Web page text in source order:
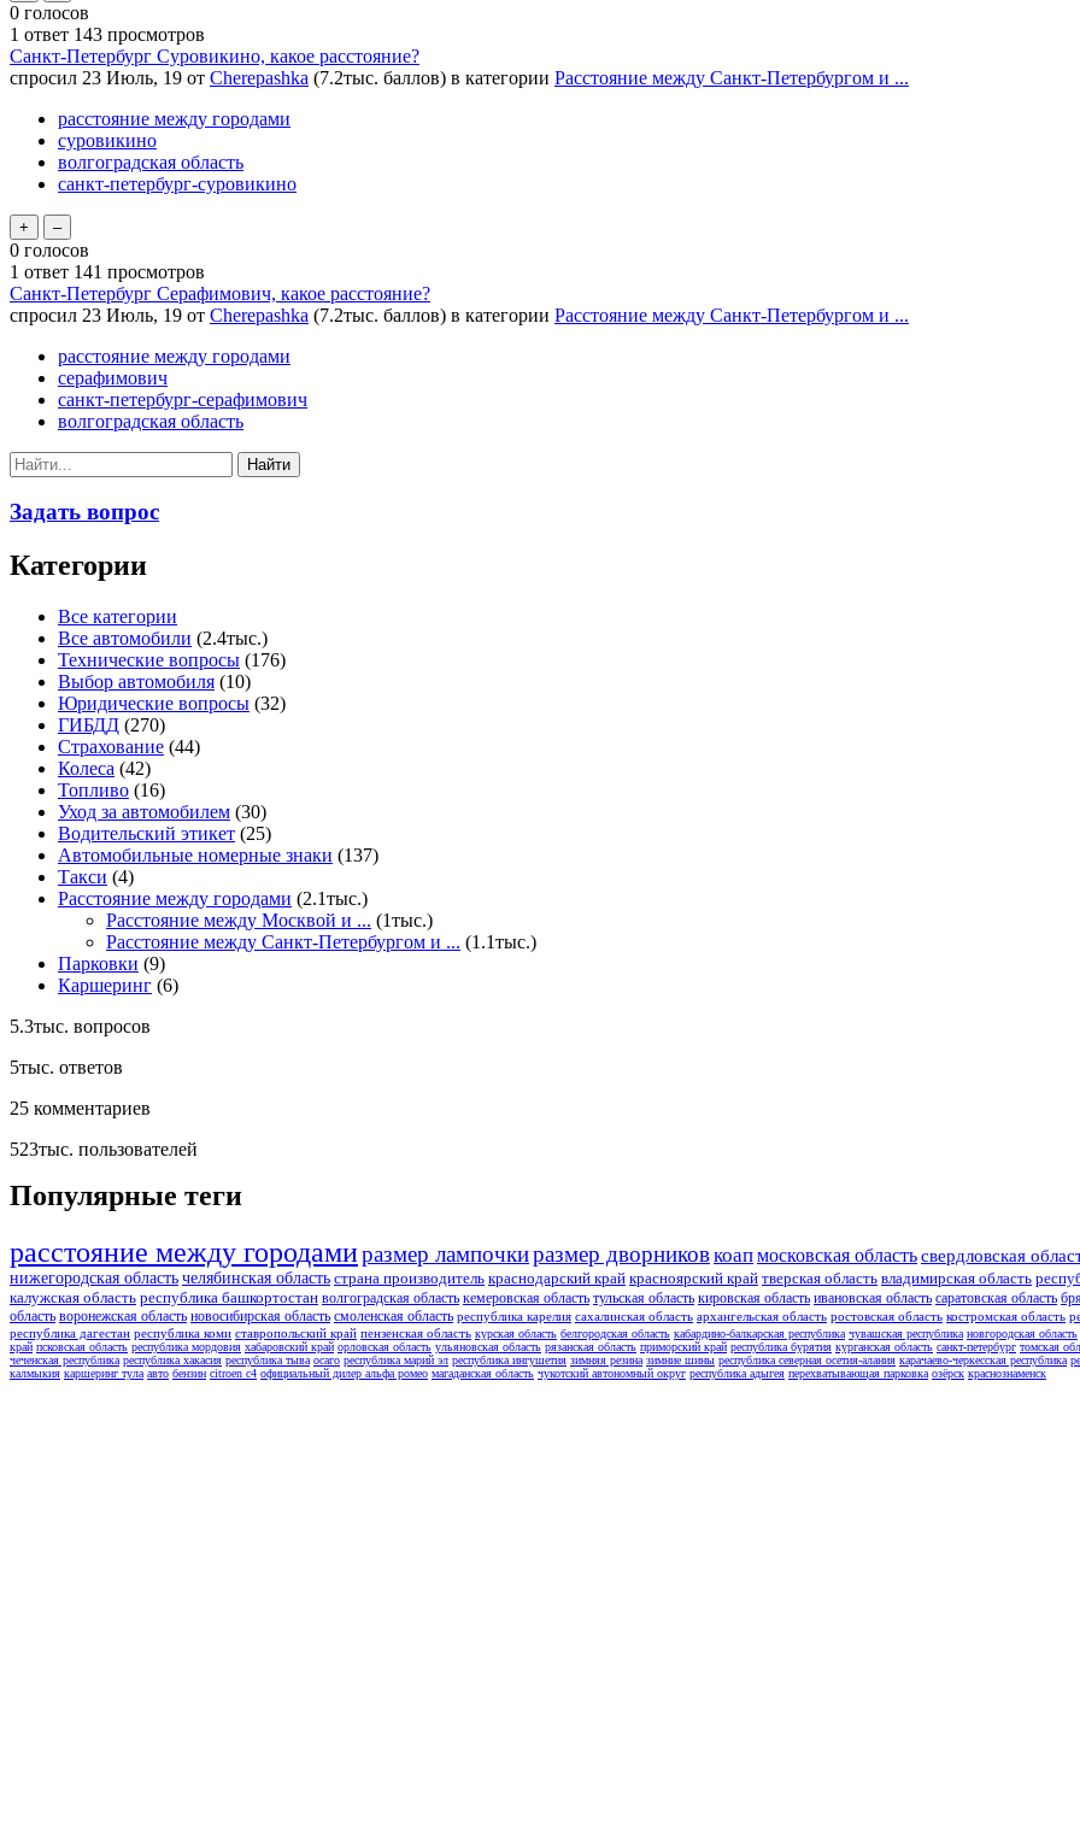
0 голосов
1 ответ 143 просмотров
Санкт-Петербург Суровикино, какое расстояние?
спросил 23 Июль, 19 от Cherepashka (7.2тыс. баллов) в категории Расстояние между Санкт-Петербургом и ...
расстояние между городами
суровикино
волгоградская область
санкт-петербург-суровикино
0 голосов
1 ответ 141 просмотров
Санкт-Петербург Серафимович, какое расстояние?
спросил 23 Июль, 19 от Cherepashka (7.2тыс. баллов) в категории Расстояние между Санкт-Петербургом и ...
расстояние между городами
серафимович
санкт-петербург-серафимович
волгоградская область
Задать вопрос
Категории
Все категории
Все автомобили (2.4тыс.)
Технические вопросы (176)
Выбор автомобиля (10)
Юридические вопросы (32)
ГИБДД (270)
Страхование (44)
Колеса (42)
Топливо (16)
Уход за автомобилем (30)
Водительский этикет (25)
Автомобильные номерные знаки (137)
Такси (4)
Расстояние между городами (2.1тыс.)
Расстояние между Москвой и ... (1тыс.)
Расстояние между Санкт-Петербургом и ... (1.1тыс.)
Парковки (9)
Каршеринг (6)
5.3тыс. вопросов
5тыс. ответов
25 комментариев
523тыс. пользователей
Популярные теги
расстояние между городамиразмер лампочкиразмер дворниковкоапмосковская областьсвердловская
нижегородская область челябинская область страна производитель краснодарский край красноярский край тверская область владимирская область
калужская область республика башкортостан волгоградская область кемеровская область тульская область кировская область ивановская область саратовская область
область воронежская область новосибирская область смоленская область республика карелия сахалинская область архангельская область ростовская область костромская область
республика дагестан республика коми ставропольский край пензенская область курская область белгородская область кабардино-балкарская республика чувашская республика новгородская область
край псковская область республика мордовия хабаровский край орловская область ульяновская область рязанская область приморский край республика бурятия курганская область санкт-петербург томская
чеченская республика республика хакасия республика тыва осаго республика марий эл республика ингушетия зимняя резина зимние шины республика северная осетия-алания карачаево-черкесская республика
калмыкия каршеринг тула авто бензин citroen c4 официальный дилер альфа ромео магаданская область чукотский автономный округ республика адыгея перехватывающая парковка озёрск краснознаменск